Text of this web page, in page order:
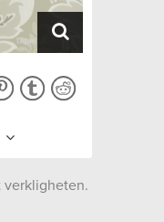
verkligheten.